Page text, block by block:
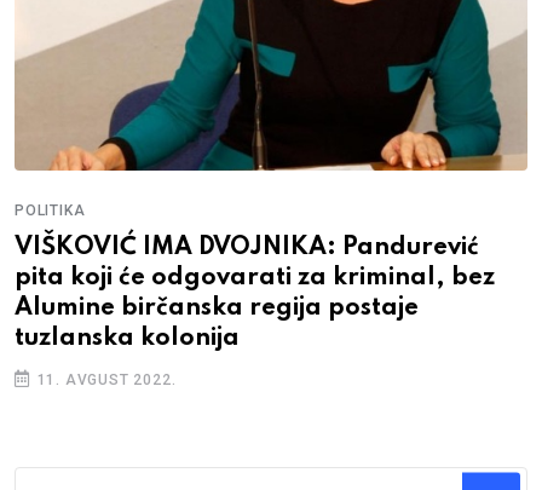
POLITIKA
VIŠKOVIĆ IMA DVOJNIKA: Pandurević
pita koji će odgovarati za kriminal, bez
Alumine birčanska regija postaje
tuzlanska kolonija
11. AVGUST 2022.